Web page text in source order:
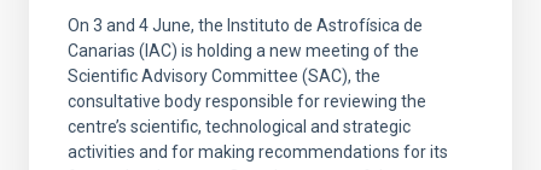
On 3 and 4 June, the Instituto de Astrofísica de
Canarias (IAC) is holding a new meeting of the
Scientific Advisory Committee (SAC), the
consultative body responsible for reviewing the
centre’s scientific, technological and strategic
activities and for making recommendations for its